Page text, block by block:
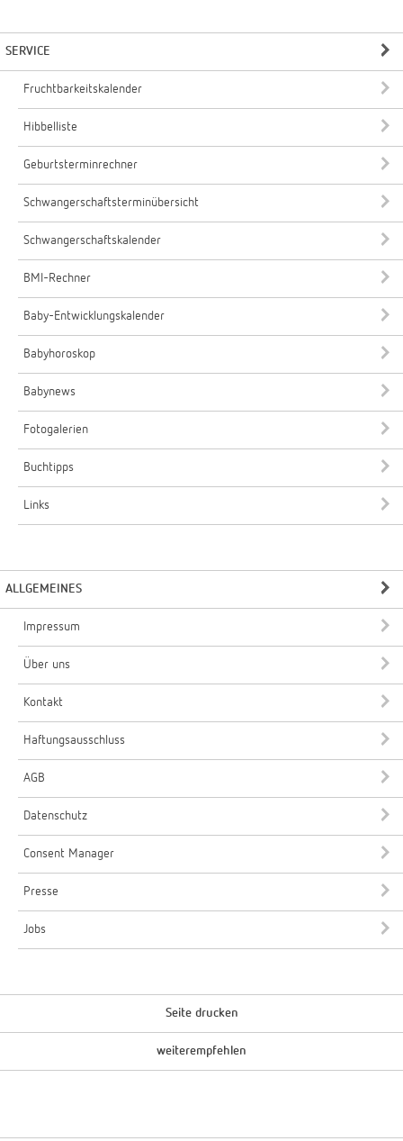
SERVICE
Fruchtbarkeitskalender
Hibbelliste
Geburtsterminrechner
Schwangerschaftsterminübersicht
Schwangerschaftskalender
BMI-Rechner
Baby-Entwicklungskalender
Babyhoroskop
Babynews
Fotogalerien
Buchtipps
Links
ALLGEMEINES
Impressum
Über uns
Kontakt
Haftungsausschluss
AGB
Datenschutz
Consent Manager
Presse
Jobs
Seite drucken
weiterempfehlen